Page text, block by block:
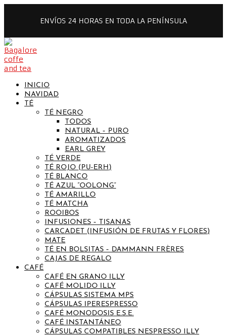
ENVÍOS 24 HORAS EN TODA LA PENÍNSULA
INICIO
NAVIDAD
TÉ
TÉ NEGRO
TODOS
NATURAL – PURO
AROMATIZADOS
EARL GREY
TÉ VERDE
TÉ ROJO (PU-ERH)
TÉ BLANCO
TÉ AZUL “OOLONG”
TÉ AMARILLO
TÉ MATCHA
ROOIBOS
INFUSIONES – TISANAS
CARCADET (INFUSIÓN DE FRUTAS Y FLORES)
MATE
TÉ EN BOLSITAS – DAMMANN FRÈRES
CAJAS DE REGALO
CAFÉ
CAFÉ EN GRANO ILLY
CAFÉ MOLIDO ILLY
CÁPSULAS SISTEMA MPS
CÁPSULAS IPERESPRESSO
CAFÉ MONODOSIS E.S.E.
CAFÉ INSTANTÁNEO
CÁPSULAS COMPATIBLES NESPRESSO ILLY